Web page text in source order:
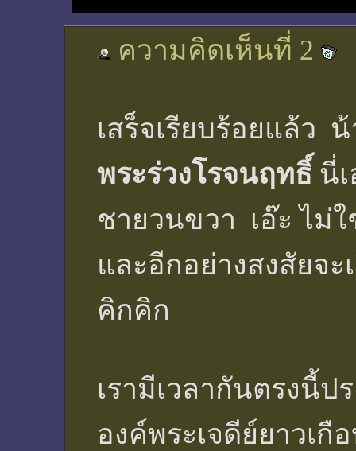
ความคิดเห็นที่ 2
เสร็จเรียบร้อยแล้ว
พระร่วงโรจนฤทธิ์ นี่
ชายวนขวา เอ๊ะ ไม่
และอีกอย่างสงสัยจะ
คิกคิก
เรามีเวลากันตรงนี้
องค์พระเจดีย์ยาวเกื